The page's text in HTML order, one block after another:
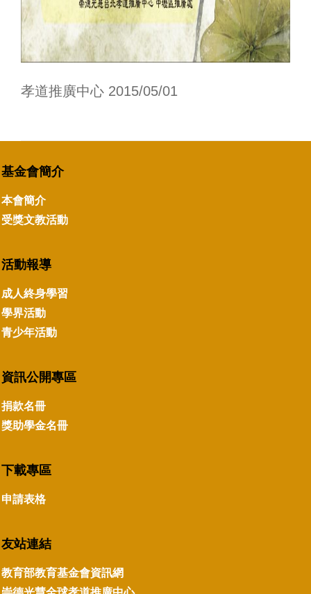
孝道推廣中心 2015/05/01
基金會簡介
本會簡介
受獎文教活動
活動報導
成人終身學習
學界活動
青少年活動
資訊公開專區
捐款名冊
獎助學金名冊
下載專區
申請表格
友站連結
教育部教育基金會資訊網